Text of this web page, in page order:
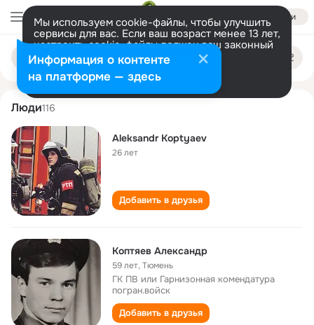
Войти
Мы используем cookie-файлы, чтобы улучшить
сервисы для вас. Если ваш возраст менее 13 лет,
настроить cookie-файлы должен ваш законный
представитель. Больше информации
Разрешить все Настроить
Поиск
людям
aleksandr koptyaev
Люди116
Aleksandr Koptyaev
26 лет
Добавить в друзья
Коптяев Александр
59 лет,Тюмень
ГК ПВ или Гарнизонная комендатура
погран.войск
Добавить в друзья
Информация о контенте
на платформе — здесь